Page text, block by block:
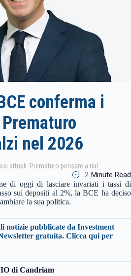
conferma i
nel 2026
2 Minute Read
di oggi di lasciare invariati i tassi di
sui depositi al 2%, la BCE ha deciso
la sua politica.
notizie pubblicate da Investment
gratuita. Clicca qui per
di Candriam